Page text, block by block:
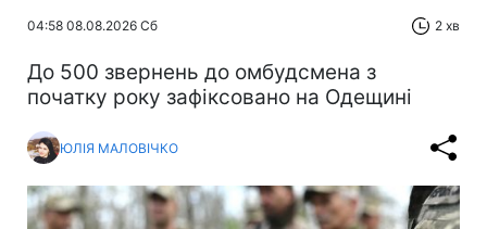
04:58 08.08.2026 Сб 2 хв
До 500 звернень до омбудсмена з
початку року зафіксовано на Одещині
ЮЛІЯ МАЛОВІЧКО